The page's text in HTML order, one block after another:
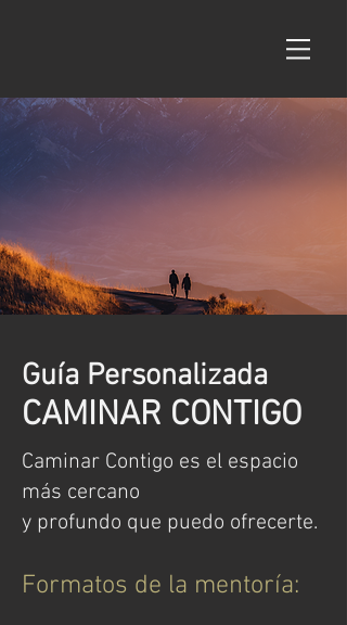
Guía Personalizada
CAMINAR CONTIGO
Caminar Contigo es el espacio
más cercano
y profundo que puedo ofrecerte.
Formatos de la mentoría: